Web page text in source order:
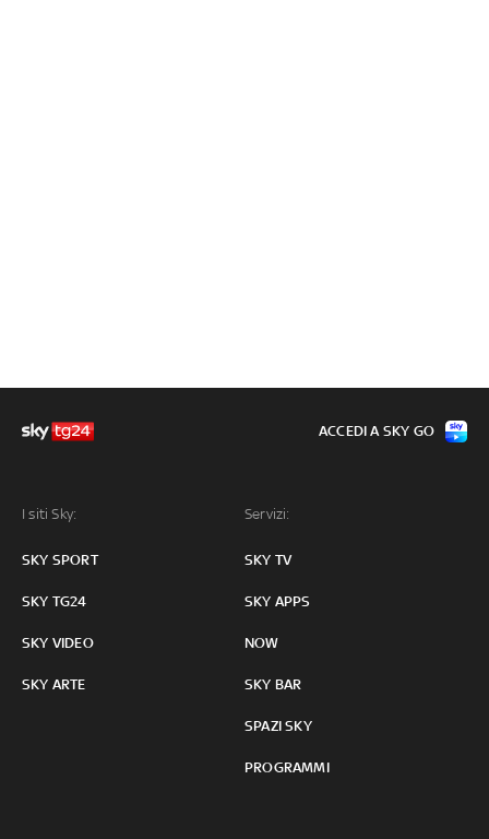
I siti Sky:
SKY SPORT
SKY TG24
SKY VIDEO
SKY ARTE
Servizi:
SKY TV
SKY APPS
NOW
SKY BAR
SPAZI SKY
PROGRAMMI
ACCEDI A SKY GO